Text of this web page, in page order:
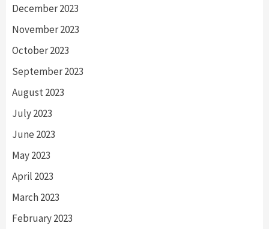
December 2023
November 2023
October 2023
September 2023
August 2023
July 2023
June 2023
May 2023
April 2023
March 2023
February 2023